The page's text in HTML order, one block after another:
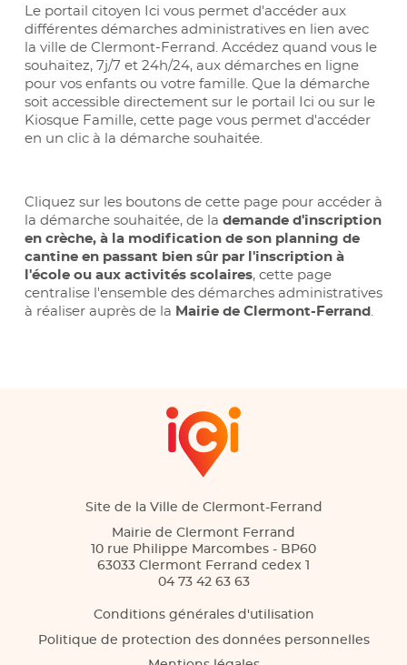
Le portail citoyen Ici vous permet d'accéder aux
différentes démarches administratives en lien avec
la ville de Clermont-Ferrand. Accédez quand vous le
souhaitez, 7j/7 et 24h/24, aux démarches en ligne
pour vos enfants ou votre famille. Que la démarche
soit accessible directement sur le portail Ici ou sur le
Kiosque Famille, cette page vous permet d'accéder
en un clic à la démarche souhaitée.
Cliquez sur les boutons de cette page pour accéder à
la démarche souhaitée, de la demande d'inscription
en crèche, à la modification de son planning de
cantine en passant bien sûr par l'inscription à
l'école ou aux activités scolaires, cette page
centralise l'ensemble des démarches administratives
à réaliser auprès de la Mairie de Clermont-Ferrand.
Site de la Ville de Clermont-Ferrand
Mairie de Clermont Ferrand
10 rue Philippe Marcombes - BP60
63033 Clermont Ferrand cedex 1
04 73 42 63 63
Conditions générales d'utilisation
Politique de protection des données personnelles